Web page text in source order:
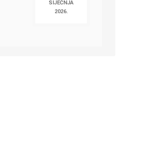
SIJEČNJA
2026.